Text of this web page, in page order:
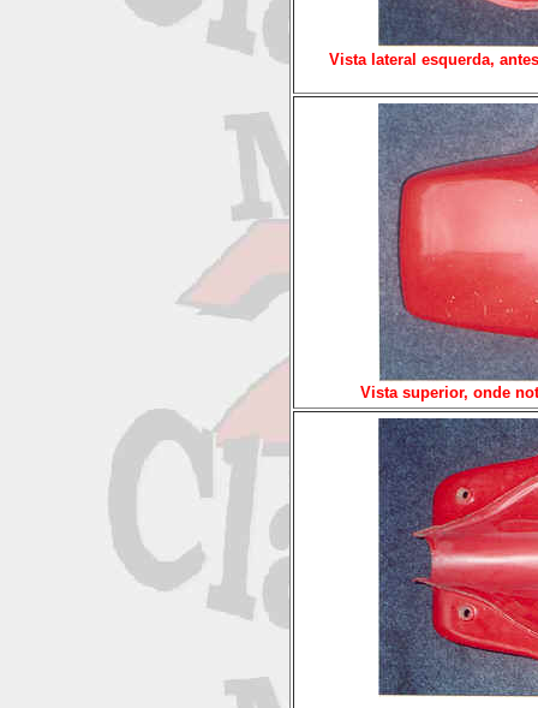
Vista lateral esquerda,
Vista superior, onde